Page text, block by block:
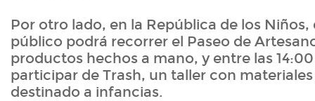
Por otro lado, en la República de los Niños,
público podrá recorrer el Paseo de
productos hechos a mano, y entre las 14:00
participar de Trash, un taller con
destinado a infancias.